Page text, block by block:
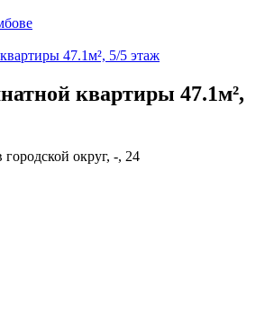
47.1м², 5/5 этаж
квартиры 47.1м²,
округ, -, 24